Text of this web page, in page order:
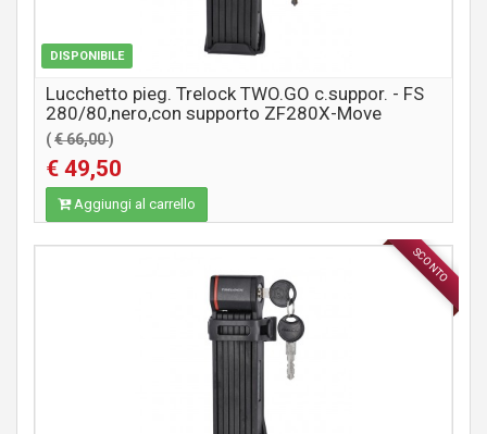
DISPONIBILE
Lucchetto pieg. Trelock TWO.GO c.suppor. - FS
280/80,nero,con supporto ZF280X-Move
(€ 66,00)
€ 49,50
Aggiungi al carrello
SCONTO
ACCESSORI